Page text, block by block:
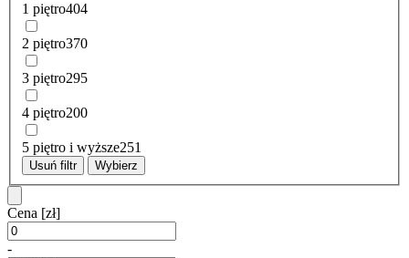
1 piętro404
2 piętro370
3 piętro295
4 piętro200
5 piętro i wyższe251
Usuń filtr Wybierz
Cena [zł]
-